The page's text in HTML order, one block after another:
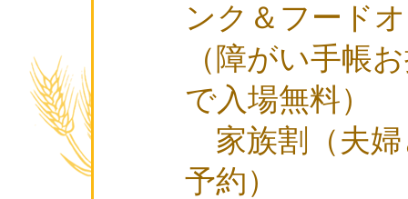
ンク＆フード
（障がい手帳
で入場無料）
家族割（夫婦
予約）